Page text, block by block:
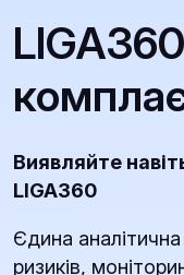
Виявляйте
LIGA360
Єдина
ризиків,